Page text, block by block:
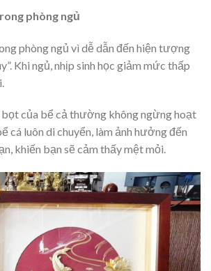
phòng ngủ
phòng ngủ vì dễ dẫn đến hiện tượng
Khi ngủ, nhịp sinh học giảm mức thấp
của bể cả thường không ngừng hoạt
cá luôn di chuyển, làm ảnh hưởng đến
khiến bạn sẽ cảm thấy mệt mỏi.